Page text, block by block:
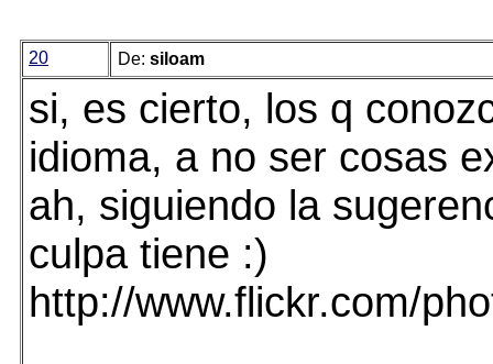
20 De: siloam
si, es cierto, los q
idioma, a no ser cosas
ah, siguiendo la
culpa tiene :)
http://www.flickr.com/